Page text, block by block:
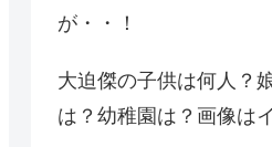
が・・！
大迫傑の子供は何人？
は？幼稚園は？画像は